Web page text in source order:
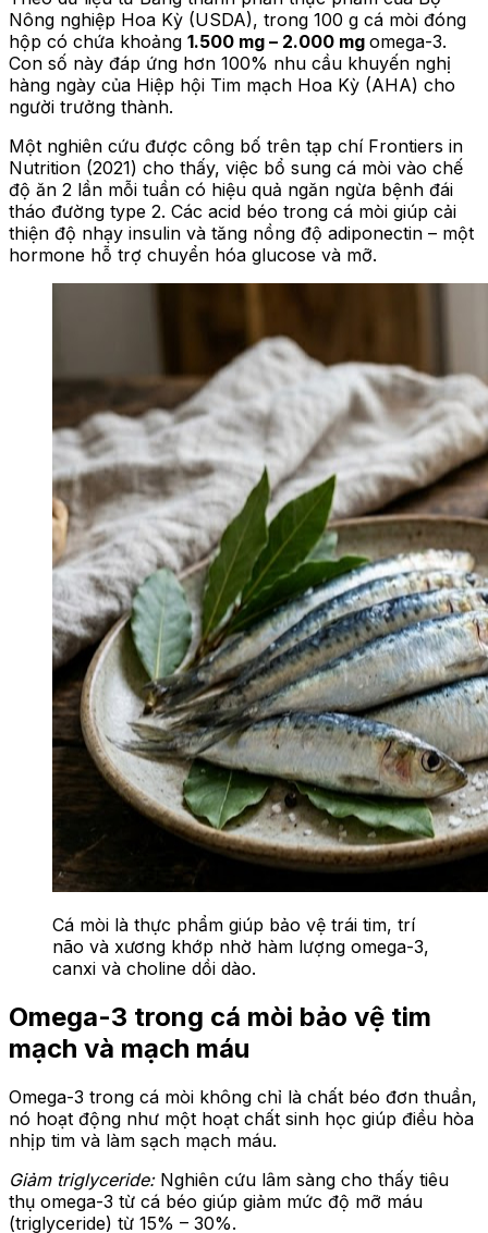
Nông nghiệp Hoa Kỳ (USDA), trong 100 g cá mòi đóng
hộp có chứa khoảng 1.500 mg – 2.000 mg omega-3.
Con số này đáp ứng hơn 100% nhu cầu khuyến nghị
hàng ngày của Hiệp hội Tim mạch Hoa Kỳ (AHA) cho
người trưởng thành.
Một nghiên cứu được công bố trên tạp chí Frontiers in
Nutrition (2021) cho thấy, việc bổ sung cá mòi vào chế
độ ăn 2 lần mỗi tuần có hiệu quả ngăn ngừa bệnh đái
tháo đường type 2. Các acid béo trong cá mòi giúp cải
thiện độ nhạy insulin và tăng nồng độ adiponectin – một
hormone hỗ trợ chuyển hóa glucose và mỡ.
Cá mòi là thực phẩm giúp bảo vệ trái tim, trí
não và xương khớp nhờ hàm lượng omega-3,
canxi và choline dồi dào.
Omega-3 trong cá mòi bảo vệ tim
mạch và mạch máu
Omega-3 trong cá mòi không chỉ là chất béo đơn thuần,
nó hoạt động như một hoạt chất sinh học giúp điều hòa
nhịp tim và làm sạch mạch máu.
Giảm triglyceride:Nghiên cứu lâm sàng cho thấy tiêu
thụ omega-3 từ cá béo giúp giảm mức độ mỡ máu
(triglyceride) từ 15% – 30%.